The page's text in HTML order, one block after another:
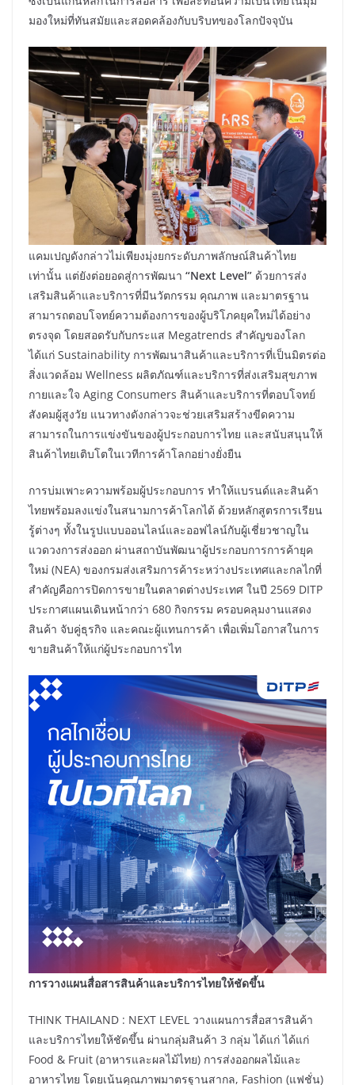
มองใหม่ที่ทันสมัยและสอดคล้องกับบริบทของโลกปัจจุบัน
แคมเปญดังกล่าวไม่เพียงมุ่งยกระดับภาพลักษณ์สินค้าไทย
เท่านั้น แต่ยังต่อยอดสู่การพัฒนา “Next Level” ด้วยการส่ง
เสริมสินค้าและบริการที่มีนวัตกรรม คุณภาพ และมาตรฐาน
สามารถตอบโจทย์ความต้องการของผู้บริโภคยุคใหม่ได้อย่าง
ตรงจุด โดยสอดรับกับกระแส Megatrends สำคัญของโลก
ได้แก่ Sustainability การพัฒนาสินค้าและบริการที่เป็นมิตรต่อ
สิ่งแวดล้อม Wellness ผลิตภัณฑ์และบริการที่ส่งเสริมสุขภาพ
กายและใจ Aging Consumers สินค้าและบริการที่ตอบโจทย์
สังคมผู้สูงวัย แนวทางดังกล่าวจะช่วยเสริมสร้างขีดความ
สามารถในการแข่งขันของผู้ประกอบการไทย และสนับสนุนให้
สินค้าไทยเติบโตในเวทีการค้าโลกอย่างยั่งยืน
การบ่มเพาะความพร้อมผู้ประกอบการ ทำให้แบรนด์และสินค้า
ไทยพร้อมลงแข่งในสนามการค้าโลกได้ ด้วยหลักสูตรการเรียน
รู้ต่างๆ ทั้งในรูปแบบออนไลน์และออฟไลน์กับผู้เชี่ยวชาญใน
แวดวงการส่งออก ผ่านสถาบันพัฒนาผู้ประกอบการการค้ายุค
ใหม่ (NEA) ของกรมส่งเสริมการค้าระหว่างประเทศและกลไกที่
สำคัญคือการปิดการขายในตลาดต่างประเทศ ในปี 2569 DITP
ประกาศแผนเดินหน้ากว่า 680 กิจกรรม ครอบคลุมงานแสดง
สินค้า จับคู่ธุรกิจ และคณะผู้แทนการค้า เพื่อเพิ่มโอกาสในการ
ขายสินค้าให้แก่ผู้ประกอบการไท
การวางแผนสื่อสารสินค้าและบริการไทยให้ชัดขึ้น
THINK THAILAND : NEXT LEVEL วางแผนการสื่อสารสินค้า
และบริการไทยให้ชัดขึ้น ผ่านกลุ่มสินค้า 3 กลุ่ม ได้แก่ ได้แก่
Food & Fruit (อาหารและผลไม้ไทย) การส่งออกผลไม้และ
อาหารไทย โดยเน้นคุณภาพมาตรฐานสากล, Fashion (แฟชั่น)